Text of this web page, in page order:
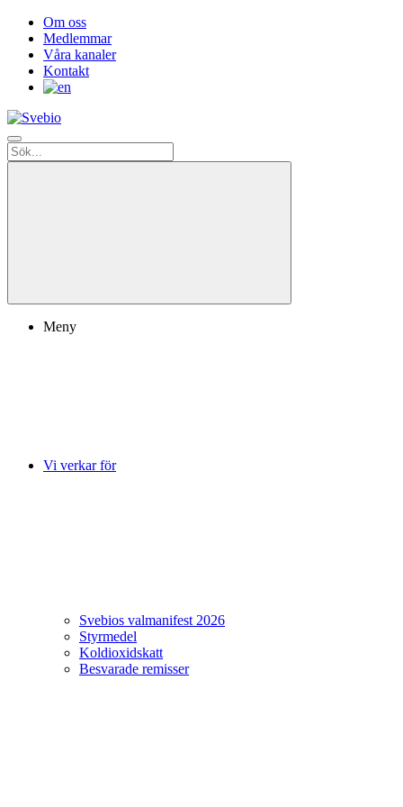
Om oss
Medlemmar
Våra kanaler
Kontakt
Meny
Vi verkar för
Svebios valmanifest 2026
Styrmedel
Koldioxidskatt
Besvarade remisser